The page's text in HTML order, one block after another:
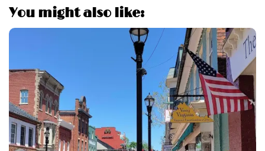
You might also like: